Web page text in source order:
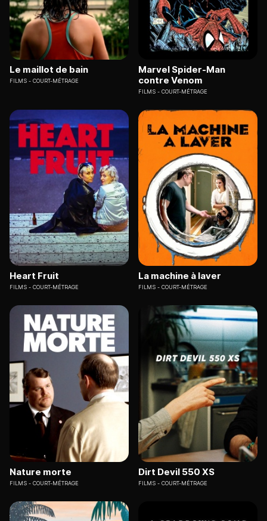
Le maillot de bain
FILMS COURT-MÉTRAGE
Marvel Spider-Man
contre Venom
FILMS COURT-MÉTRAGE
Heart Fruit
FILMS COURT-MÉTRAGE
La machine à laver
FILMS COURT-MÉTRAGE
Nature morte
FILMS COURT-MÉTRAGE
Dirt Devil 550 XS
FILMS COURT-MÉTRAGE